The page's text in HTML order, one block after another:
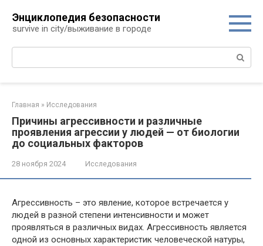
контенту
Энциклопедия безопасности
survive in city/выживание в городе
Поиск:
Главная » Исследования
Причины агрессивности и различные
проявления агрессии у людей — от биологии
до социальных факторов
28 ноября 2024 Исследования
Агрессивность – это явление, которое встречается у
людей в разной степени интенсивности и может
проявляться в различных видах. Агрессивность является
одной из основных характеристик человеческой натуры,